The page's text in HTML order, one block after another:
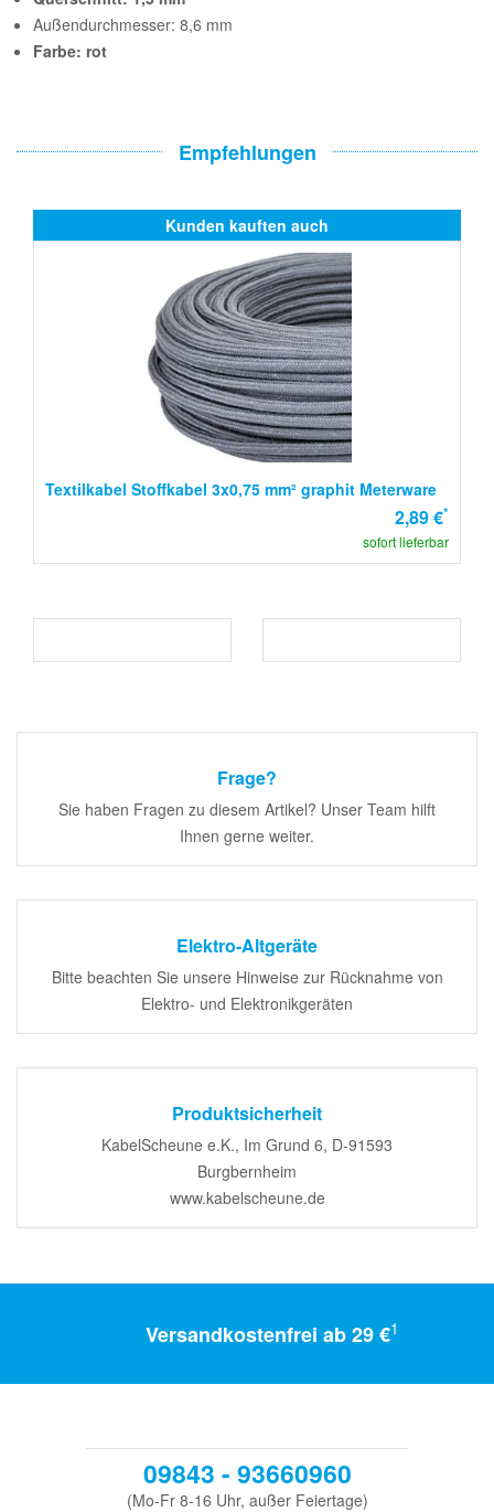
Außendurchmesser: 8,6 mm
Farbe: rot
Empfehlungen
Kunden kauften auch
Textilkabel Stoffkabel 3x0,75 mm² graphit Meterware
2,89 €*
sofort lieferbar
Frage?
Sie haben Fragen zu diesem Artikel? Unser Team hilft
Ihnen gerne weiter.
Elektro-Altgeräte
Bitte beachten Sie unsere Hinweise zur Rücknahme von
Elektro- und Elektronikgeräten
Produktsicherheit
KabelScheune e.K., Im Grund 6, D-91593
Burgbernheim
www.kabelscheune.de
Versandkostenfrei ab 29 €1
09843 - 93660960
(Mo-Fr 8-16 Uhr, außer Feiertage)